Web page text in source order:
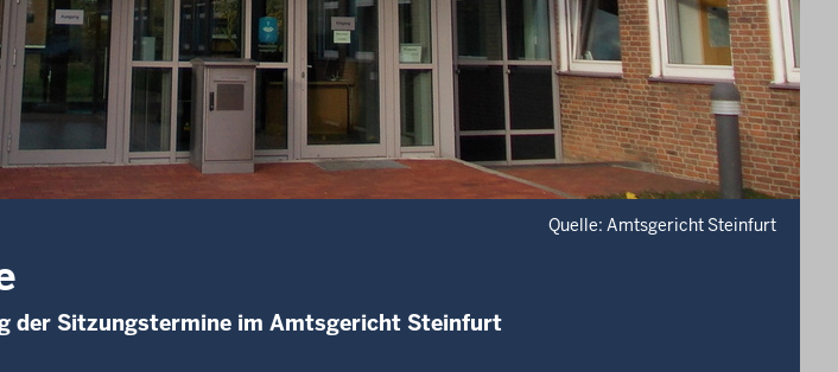
Quelle: Amtsgericht Steinfurt
der Sitzungstermine im Amtsgericht Steinfurt